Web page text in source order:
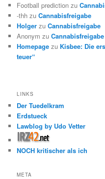
Football prediction zu
-thh zuCannabisfreigabe
Holger zuCannabisfreigabe
Anonym zuCannabisfreigabe
Homepage zu Kisbee: Die
teuer“
LINKS
Der Tuedelkram
Erdstueck
Lawblog by Udo Vetter
NOCH kritischer als ich
META